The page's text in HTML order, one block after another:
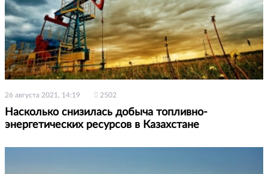
26 августа 2021, 14:19 2502
Насколько снизилась добыча топливно-
энергетических ресурсов в Казахстане